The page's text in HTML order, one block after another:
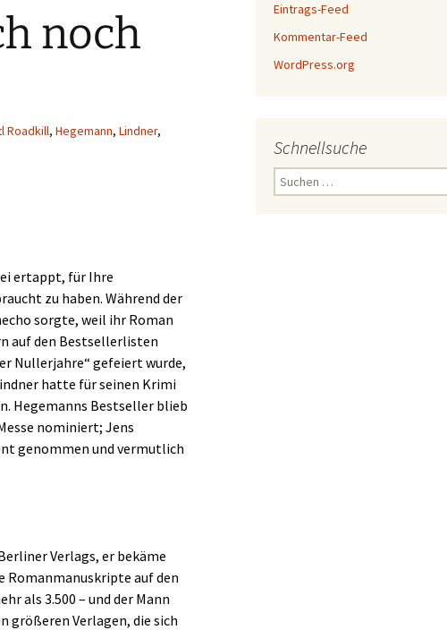
noch
Roadkill, Hegemann, Lindner,
ertappt, für Ihre
zu haben. Während der
sorgte, weil ihr Roman
auf den Bestsellerlisten
Nullerjahre“ gefeiert wurde,
hatte für seinen Krimi
Hegemanns Bestseller blieb
nominiert; Jens
genommen und vermutlich
Verlags, er bekäme
auf den
als 3.500 – und der Mann
größeren Verlagen, die sich
Eintrags-Feed
Kommentar-Feed
WordPress.org
Schnellsuche
Suchen
nach: